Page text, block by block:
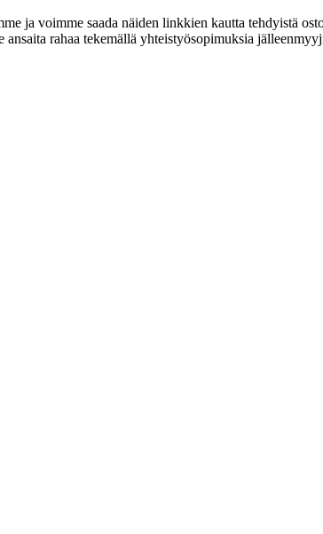
ja voimme saada näiden linkkien kautta tehdyistä
rahaa tekemällä yhteistyösopimuksia